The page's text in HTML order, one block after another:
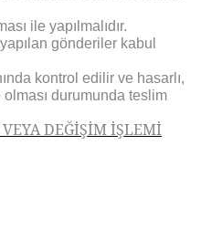
ile yapılmalıdır.
gönderiler kabul
kontrol edilir ve hasarlı,
olması durumunda teslim
DEĞİŞİM İŞLEMİ